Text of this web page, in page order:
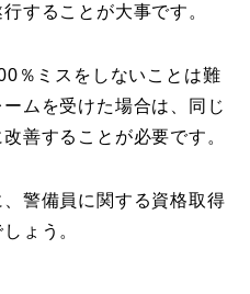
することが大事です。
％ミスをしないことは難
ムを受けた場合は、同じ
善することが必要です。
警備員に関する資格取得
ょう。